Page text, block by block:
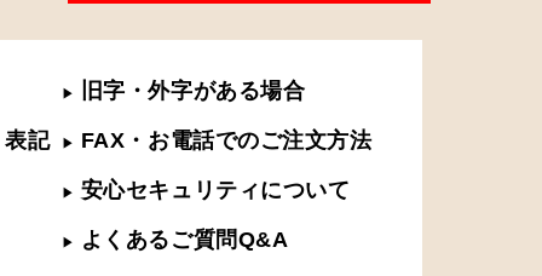
▶︎ 旧字・外字がある場合
表記 ▶︎ FAX・お電話でのご注文方法
▶︎ 安心セキュリティについて
▶︎ よくあるご質問Q&A